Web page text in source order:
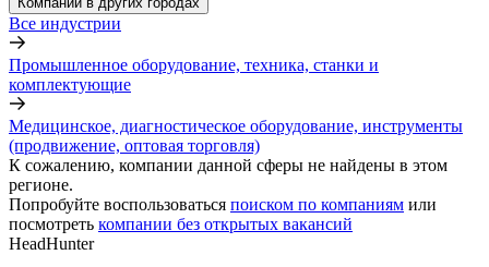
Все индустрии
Промышленное оборудование, техника, станки и
комплектующие
Медицинское, диагностическое оборудование, инструменты
(продвижение, оптовая торговля)
К сожалению, компании данной сферы не найдены в этом
регионе.
Попробуйте воспользоваться поиском по компаниям или
посмотреть компании без открытых вакансий
HeadHunter